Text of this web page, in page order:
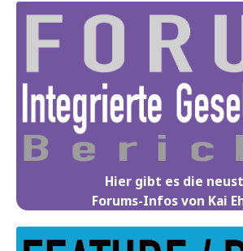
Hier gibt es die
Forums-Infos von Kai